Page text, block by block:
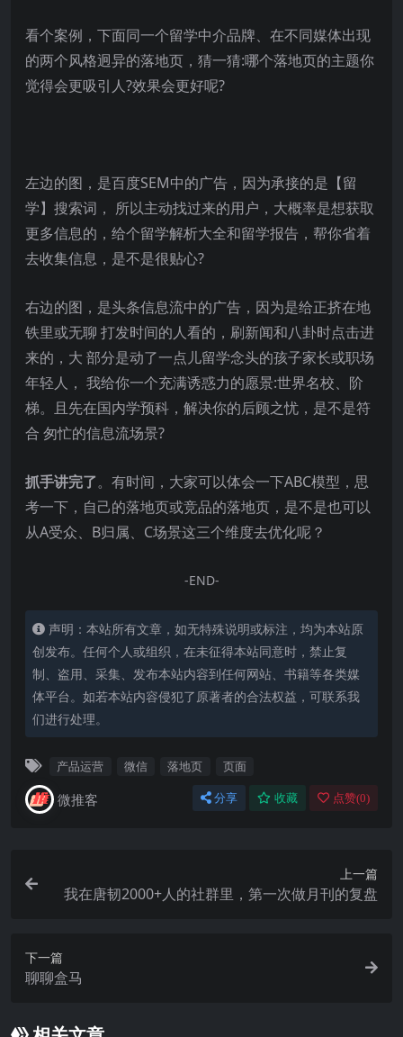
看个案例，下面同一个留学中介品牌、在不同媒体出现
的两个风格迥异的落地页，猜一猜:哪个落地页的主题你
觉得会更吸引人?效果会更好呢?
左边的图，是百度SEM中的广告，因为承接的是【留
学】搜索词， 所以主动找过来的用户，大概率是想获取
更多信息的，给个留学解析大全和留学报告，帮你省着
去收集信息，是不是很贴心?
右边的图，是头条信息流中的广告，因为是给正挤在地
铁里或无聊 打发时间的人看的，刷新闻和八卦时点击进
来的，大 部分是动了一点儿留学念头的孩子家长或职场
年轻人， 我给你一个充满诱惑力的愿景:世界名校、阶
梯。且先在国内学预科，解决你的后顾之忧，是不是符
合 匆忙的信息流场景?
抓手讲完了。有时间，大家可以体会一下ABC模型，思
考一下，自己的落地页或竞品的落地页，是不是也可以
从A受众、B归属、C场景这三个维度去优化呢？
-END-
声明：本站所有文章，如无特殊说明或标注，均为本站原
创发布。任何个人或组织，在未征得本站同意时，禁止复
制、盗用、采集、发布本站内容到任何网站、书籍等各类媒
体平台。如若本站内容侵犯了原著者的合法权益，可联系我
们进行处理。
产品运营 微信 落地页 页面
微推客 分享 收藏 点赞(0)
上一篇
我在唐韧2000+人的社群里，第一次做月刊的复盘
下一篇
聊聊盒马